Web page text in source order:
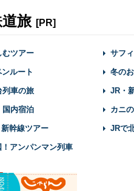
旅 [PR]
むツアー サフ
ルート 冬の
列車の旅 JR・
内宿泊 カニ
新幹線ツアー JRで
アンパンマン列車